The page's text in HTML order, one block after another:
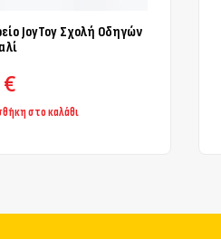
JoyToy Σχολή Οδηγών
€
στο καλάθι